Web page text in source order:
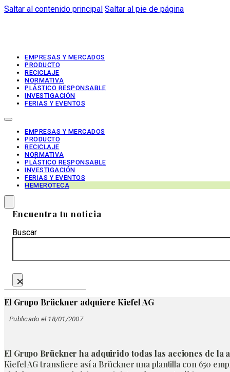
Saltar al contenido principal Saltar al pie de página
EMPRESAS Y MERCADOS
PRODUCTO
RECICLAJE
NORMATIVA
PLÁSTICO RESPONSABLE
INVESTIGACIÓN
FERIAS Y EVENTOS
EMPRESAS Y MERCADOS
PRODUCTO
RECICLAJE
NORMATIVA
PLÁSTICO RESPONSABLE
INVESTIGACIÓN
FERIAS Y EVENTOS
HEMEROTECA
Encuentra tu noticia
Buscar
×
El Grupo Brückner adquiere Kiefel AG
Publicado el 18/01/2007
El Grupo Brückner ha adquirido todas las acciones de la
Kiefel AG transfiere así a Brückner una plantilla con 650